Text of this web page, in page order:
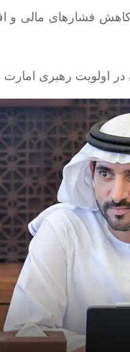
کاهش فشارهای مالی و
اولویت رهبری امارت